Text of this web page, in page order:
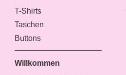
T-Shirts
Taschen
Buttons
Willkommen